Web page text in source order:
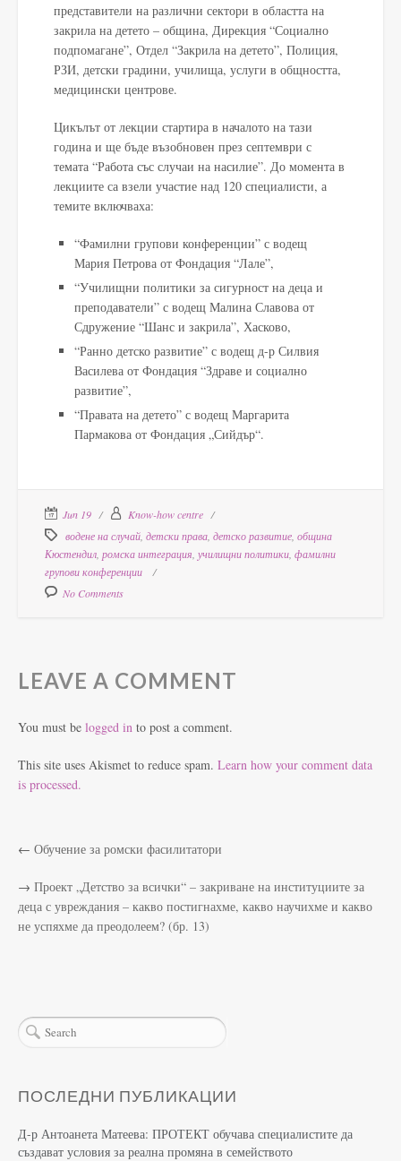
представители на различни сектори в областта на
закрила на детето – община, Дирекция “Социално
подпомагане”, Отдел “Закрила на детето”, Полиция,
РЗИ, детски градини, училища, услуги в общността,
медицински центрове.
Цикълът от лекции стартира в началото на тази
година и ще бъде възобновен през септември с
темата “Работа със случаи на насилие”. До момента в
лекциите са взели участие над 120 специалисти, а
темите включваха:
“Фамилни групови конференции” с водещ
Мария Петрова от Фондация “Лале”,
“Училищни политики за сигурност на деца и
преподаватели” с водещ Малина Славова от
Сдружение “Шанс и закрила”, Хасково,
“Ранно детско развитие” с водещ д-р Силвия
Василева от Фондация “Здраве и социално
развитие”,
“Правата на детето” с водещ Маргарита
Пармакова от Фондация „Сийдър“.
Jun 19
Know-how centre
водене на случай детски права детско развитие община
Кюстендил ромска интеграция училищни политики фамилни
групови конференции
No Comments
LEAVE A COMMENT
You must be logged in to post a comment.
This site uses Akismet to reduce spam. Learn how your comment data
is processed.
← Обучение за ромски фасилитатори
→ Проект „Детство за всички“ – закриване на институциите за
деца с увреждания – какво постигнахме, какво научихме и какво
не успяхме да преодолеем? (бр. 13)
ПОСЛЕДНИ ПУБЛИКАЦИИ
Д-р Антоанета Матеева: ПРОТЕКТ обучава специалистите да
създават условия за реална промяна в семейството